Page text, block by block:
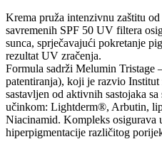
Krema pruža intenzivnu zaštitu
savremenih SPF 50 UV filtera
sunca, sprječavajući pokretanje
rezultat UV zračenja.
Formula sadrži Melumin Tristage
patentiranja), koji je razvio
sastavljen od aktivnih sastojaka
učinkom: Lightderm®, Arbutin,
Niacinamid. Kompleks
hiperpigmentacije različitog